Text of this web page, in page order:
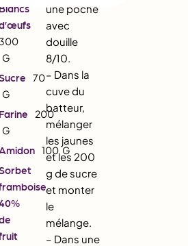
Blancs
300
G
70
G
Farine
200
G
100 G
une poche
avec
douille
8/10.
– Dans la
cuve du
batteur,
mélanger
les jaunes
et les 200
g de sucre
et monter
le
mélange.
– Dans une